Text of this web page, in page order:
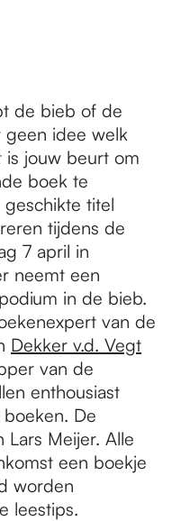
de bieb of de
geen idee welk
is jouw beurt om
boek te
titel
tijdens de
7 april in
neemt een
in de bieb.
van de
Dekker v.d. Vegt
van de
enthousiast
De
Lars Meijer. Alle
een boekje
worden
leestips.